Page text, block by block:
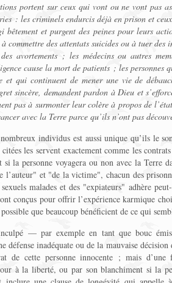
portent sur ceux qui vont ou ne vont pas
: les criminels endurcis déjà en prison et
bêtement et purgent des peines pour leurs
commettre des attentats suicides ou à tuer
avortements ; les médecins ou autres
cause la mort de patients ; les personnes
et qui continuent de mener une vie de
sincère, demandent pardon à Dieu et
pas à surmonter leur colère à propos de
avec la Terre parce qu’ils n’ont pas
individus est aussi unique qu’ils le
les servent exactement comme les
la personne voyagera ou non avec la Terre
l’auteur" et "de la victime", chacun des
malades et des "expiateurs" adhère
conçus pour offrir l’expérience karmique
que beaucoup bénéficient de ce qui
— par exemple en tant que bouc
défense inadéquate ou de la mauvaise
de cette personne innocente ; mais
à la liberté, ou par son blanchiment si la